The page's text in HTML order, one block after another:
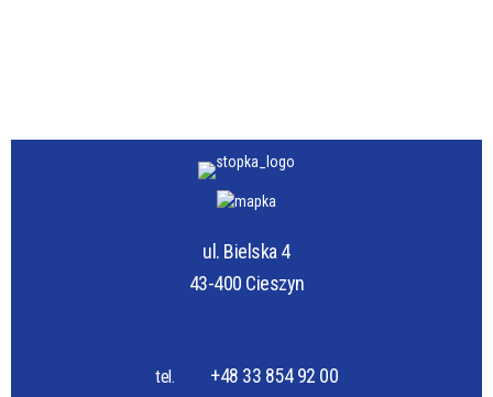
ul. Bielska 4
43-400 Cieszyn
tel. +48 33 854 92 00